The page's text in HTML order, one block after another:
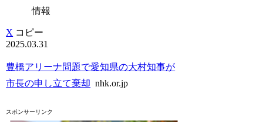
情報
X コピー
2025.03.31
豊橋アリーナ問題で愛知県の大村知事が
市長の申し立て棄却 nhk.or.jp
スポンサーリンク